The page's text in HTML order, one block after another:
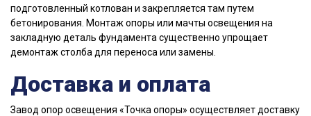
подготовленный котлован и закрепляется там путем
бетонирования. Монтаж опоры или мачты освещения на
закладную деталь фундамента существенно упрощает
демонтаж столба для переноса или замены.
Доставка и оплата
Завод опор освещения «Точка опоры» осуществляет доставку